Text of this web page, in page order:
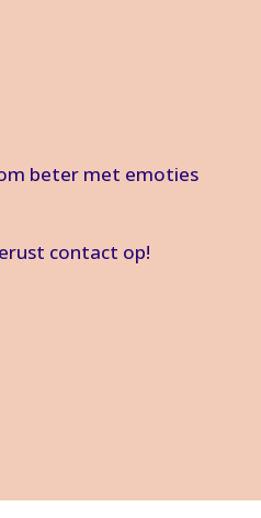
beter met emoties
contact op!